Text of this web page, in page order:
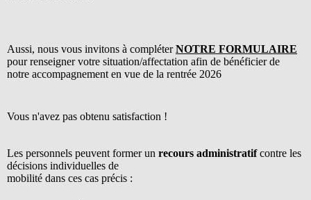
Aussi, nous vous invitons à compléterNOTRE FORMULAIRE
pour renseigner votre situation/affectation afin de bénéficier de
notre accompagnement en vue de la rentrée 2026
Vous n'avez pas obtenu satisfaction !
Les personnels peuvent former un recours administratifcontre les
décisions individuelles de
mobilité dans ces cas précis :